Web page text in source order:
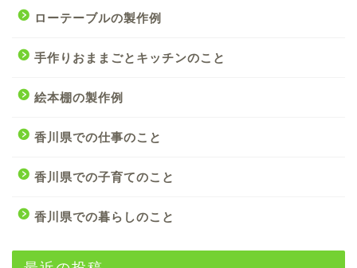
ローテーブルの製作例
手作りおままごとキッチンのこと
絵本棚の製作例
香川県での仕事のこと
香川県での子育てのこと
香川県での暮らしのこと